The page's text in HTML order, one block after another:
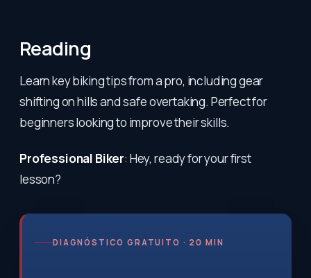
Reading
Learn key biking tips from a pro, including gear
shifting on hills and safe overtaking. Perfect for
beginners looking to improve their skills.
Professional Biker: Hey, ready for your first
lesson?
DIAGNÓSTICO GRATUITO · 20 MIN